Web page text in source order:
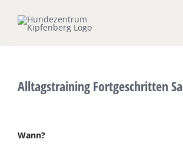
Inhalt
Seminare & Workshops
Alltagstraining Fortgeschritten
Wann?